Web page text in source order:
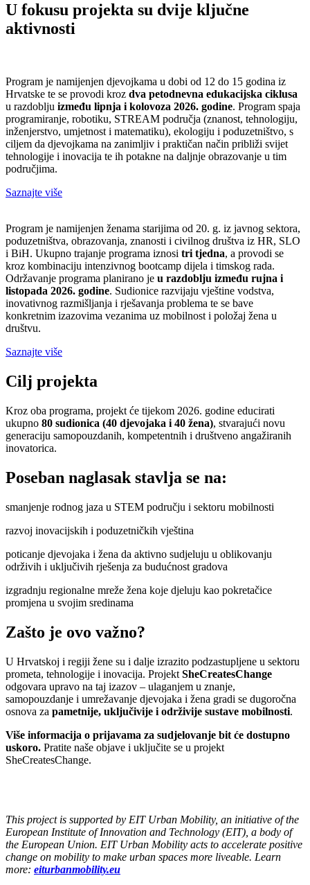
U fokusu projekta su dvije ključne
aktivnosti
Program je namijenjen djevojkama u dobi od 12 do 15 godina iz
Hrvatske te se provodi kroz dva petodnevna edukacijska ciklusa
u razdoblju između lipnja i kolovoza 2026. godine. Program spaja
programiranje, robotiku, STREAM područja (znanost, tehnologiju,
inženjerstvo, umjetnost i matematiku), ekologiju i poduzetništvo, s
ciljem da djevojkama na zanimljiv i praktičan način približi svijet
tehnologije i inovacija te ih potakne na daljnje obrazovanje u tim
područjima.
Saznajte više
Program je namijenjen ženama starijima od 20. g. iz javnog sektora,
poduzetništva, obrazovanja, znanosti i civilnog društva iz HR, SLO
i BiH. Ukupno trajanje programa iznosi tri tjedna, a provodi se
kroz kombinaciju intenzivnog bootcamp dijela i timskog rada.
Održavanje programa planirano je u razdoblju između rujna i
listopada 2026. godine. Sudionice razvijaju vještine vodstva,
inovativnog razmišljanja i rješavanja problema te se bave
konkretnim izazovima vezanima uz mobilnost i položaj žena u
društvu.
Saznajte više
Cilj projekta
Kroz oba programa, projekt će tijekom 2026. godine educirati
ukupno 80 sudionica (40 djevojaka i 40 žena), stvarajući novu
generaciju samopouzdanih, kompetentnih i društveno angažiranih
inovatorica.
Poseban naglasak stavlja se na:
smanjenje rodnog jaza u STEM području i sektoru mobilnosti
razvoj inovacijskih i poduzetničkih vještina
poticanje djevojaka i žena da aktivno sudjeluju u oblikovanju
održivih i uključivih rješenja za budućnost gradova
izgradnju regionalne mreže žena koje djeluju kao pokretačice
promjena u svojim sredinama
Zašto je ovo važno?
U Hrvatskoj i regiji žene su i dalje izrazito podzastupljene u sektoru
prometa, tehnologije i inovacija. Projekt SheCreatesChange
odgovara upravo na taj izazov – ulaganjem u znanje,
samopouzdanje i umrežavanje djevojaka i žena gradi se dugoročna
osnova za pametnije, uključivije i održivije sustave mobilnosti.
Više informacija o prijavama za sudjelovanje bit će dostupno
uskoro. Pratite naše objave i uključite se u projekt
SheCreatesChange.
This project is supported by EIT Urban Mobility, an initiative of the
European Institute of Innovation and Technology (EIT), a body of
the European Union. EIT Urban Mobility acts to accelerate positive
change on mobility to make urban spaces more liveable. Learn
more: eiturbanmobility.eu